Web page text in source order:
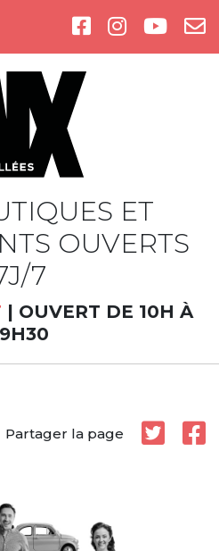
ET
OUVERTS
7
| OUVERT DE 10H À
Partager la page